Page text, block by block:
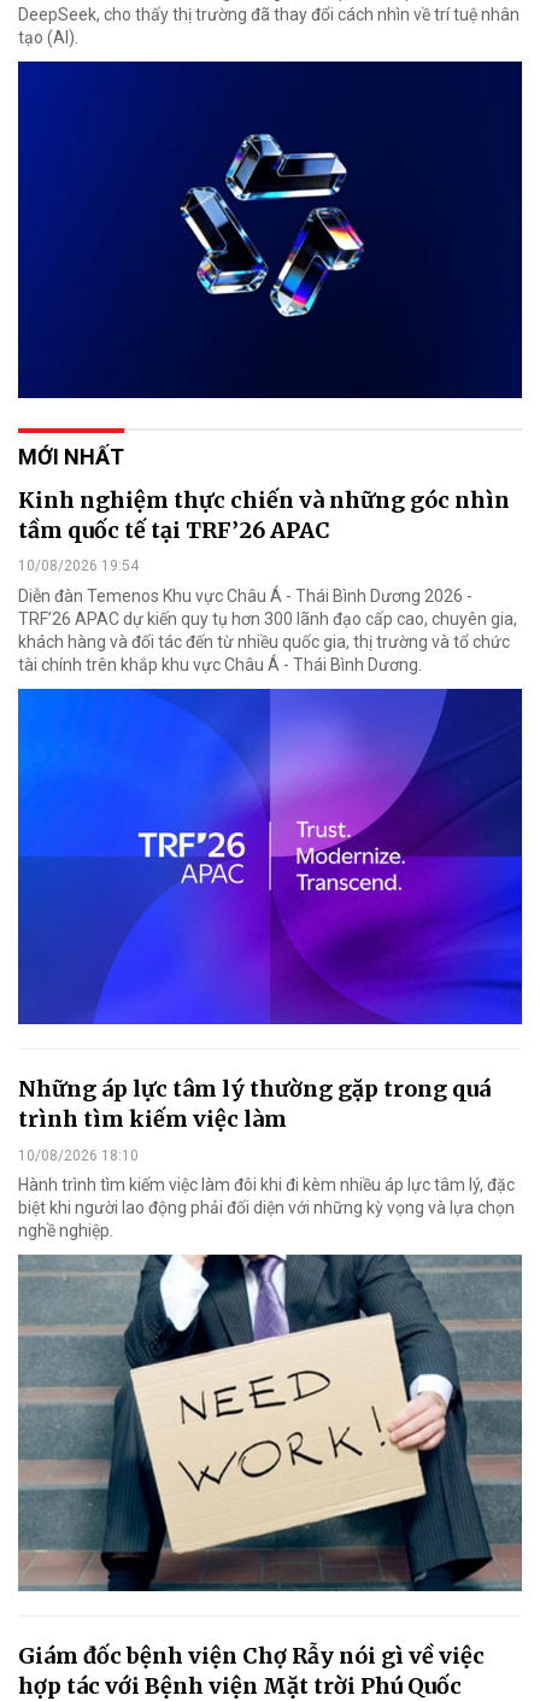
DeepSeek, cho thấy thị trường đã thay đổi cách nhìn về trí tuệ nhân
tạo (AI).
MỚI NHẤT
Kinh nghiệm thực chiến và những góc nhìn
tầm quốc tế tại TRF’26 APAC
10/08/2026 19:54
Diễn đàn Temenos Khu vực Châu Á - Thái Bình Dương 2026 -
TRF’26 APAC dự kiến quy tụ hơn 300 lãnh đạo cấp cao, chuyên gia,
khách hàng và đối tác đến từ nhiều quốc gia, thị trường và tổ chức
tài chính trên khắp khu vực Châu Á - Thái Bình Dương.
Những áp lực tâm lý thường gặp trong quá
trình tìm kiếm việc làm
10/08/2026 18:10
Hành trình tìm kiếm việc làm đôi khi đi kèm nhiều áp lực tâm lý, đặc
biệt khi người lao động phải đối diện với những kỳ vọng và lựa chọn
nghề nghiệp.
Giám đốc bệnh viện Chợ Rẫy nói gì về việc
hợp tác với Bệnh viện Mặt trời Phú Quốc